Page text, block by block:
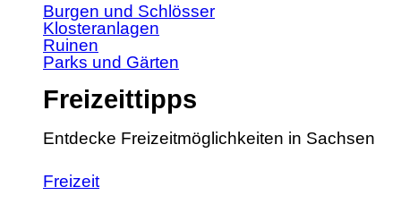
Burgen und Schlösser
Klosteranlagen
Ruinen
Parks und Gärten
Freizeittipps
Entdecke Freizeitmöglichkeiten in Sachsen
Freizeit